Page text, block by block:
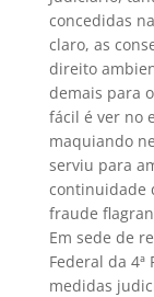
concedidas
claro, as
direito
demais para
fácil é ver no
maquiando
serviu para
continuidade
fraude
Em sede de
Federal da 4ª
medidas